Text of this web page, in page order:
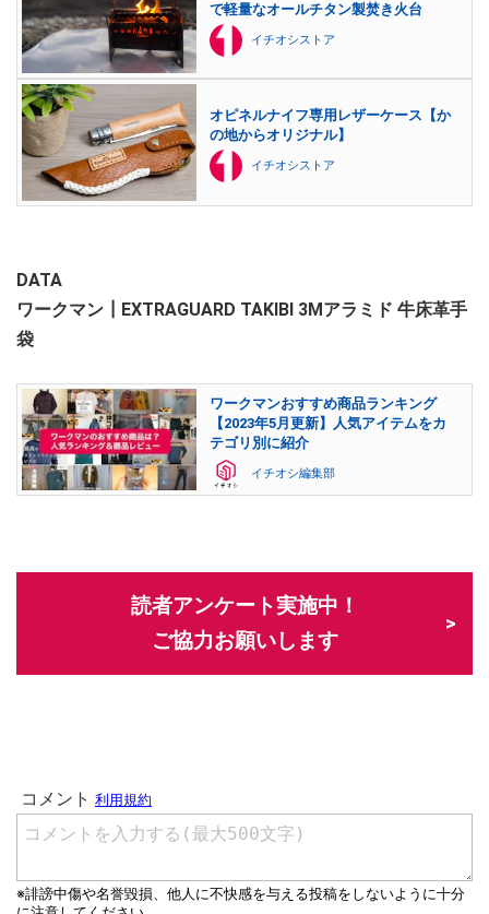
で軽量なオールチタン製焚き火台
イチオシストア
オピネルナイフ専用レザーケース【か
の地からオリジナル】
イチオシストア
DATA
ワークマン┃EXTRAGUARD TAKIBI 3Mアラミド 牛床革手
袋
ワークマンおすすめ商品ランキング
【2023年5月更新】人気アイテムをカ
テゴリ別に紹介
イチオシ編集部
読者アンケート実施中！
ご協力お願いします